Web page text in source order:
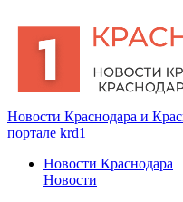
Новости Краснодара и
портале krd1
Новости Краснодара
Новости